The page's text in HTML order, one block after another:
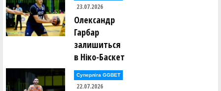
23.07.2026
Олександр
Гарбар
залишиться
в Ніко-Баскет
Суперліга GGBET
22.07.2026